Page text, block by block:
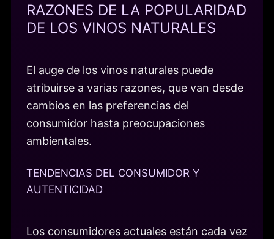
RAZONES DE LA POPULARIDAD
DE LOS VINOS NATURALES
El auge de los vinos naturales puede
atribuirse a varias razones, que van desde
cambios en las preferencias del
consumidor hasta preocupaciones
ambientales.
TENDENCIAS DEL CONSUMIDOR Y
AUTENTICIDAD
Los consumidores actuales están cada vez